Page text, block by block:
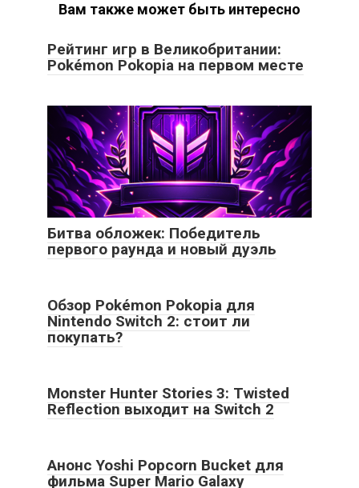
Вам также может быть интересно
Рейтинг игр в Великобритании:
Pokémon Pokopia на первом месте
Битва обложек: Победитель
первого раунда и новый дуэль
Обзор Pokémon Pokopia для
Nintendo Switch 2: стоит ли
покупать?
Monster Hunter Stories 3: Twisted
Reflection выходит на Switch 2
Анонс Yoshi Popcorn Bucket для
фильма Super Mario Galaxy